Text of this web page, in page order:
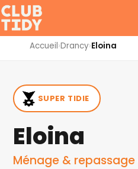
Accueil›Drancy›Eloina
SUPER TIDIE
Eloina
Ménage &